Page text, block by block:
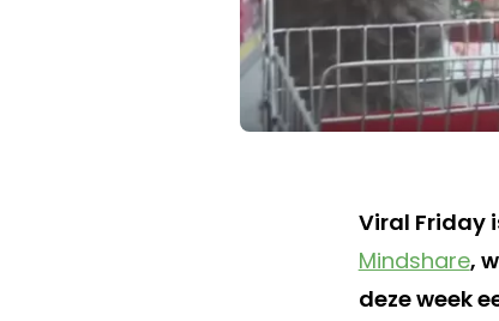
Viral Friday
Mindshare,
deze week